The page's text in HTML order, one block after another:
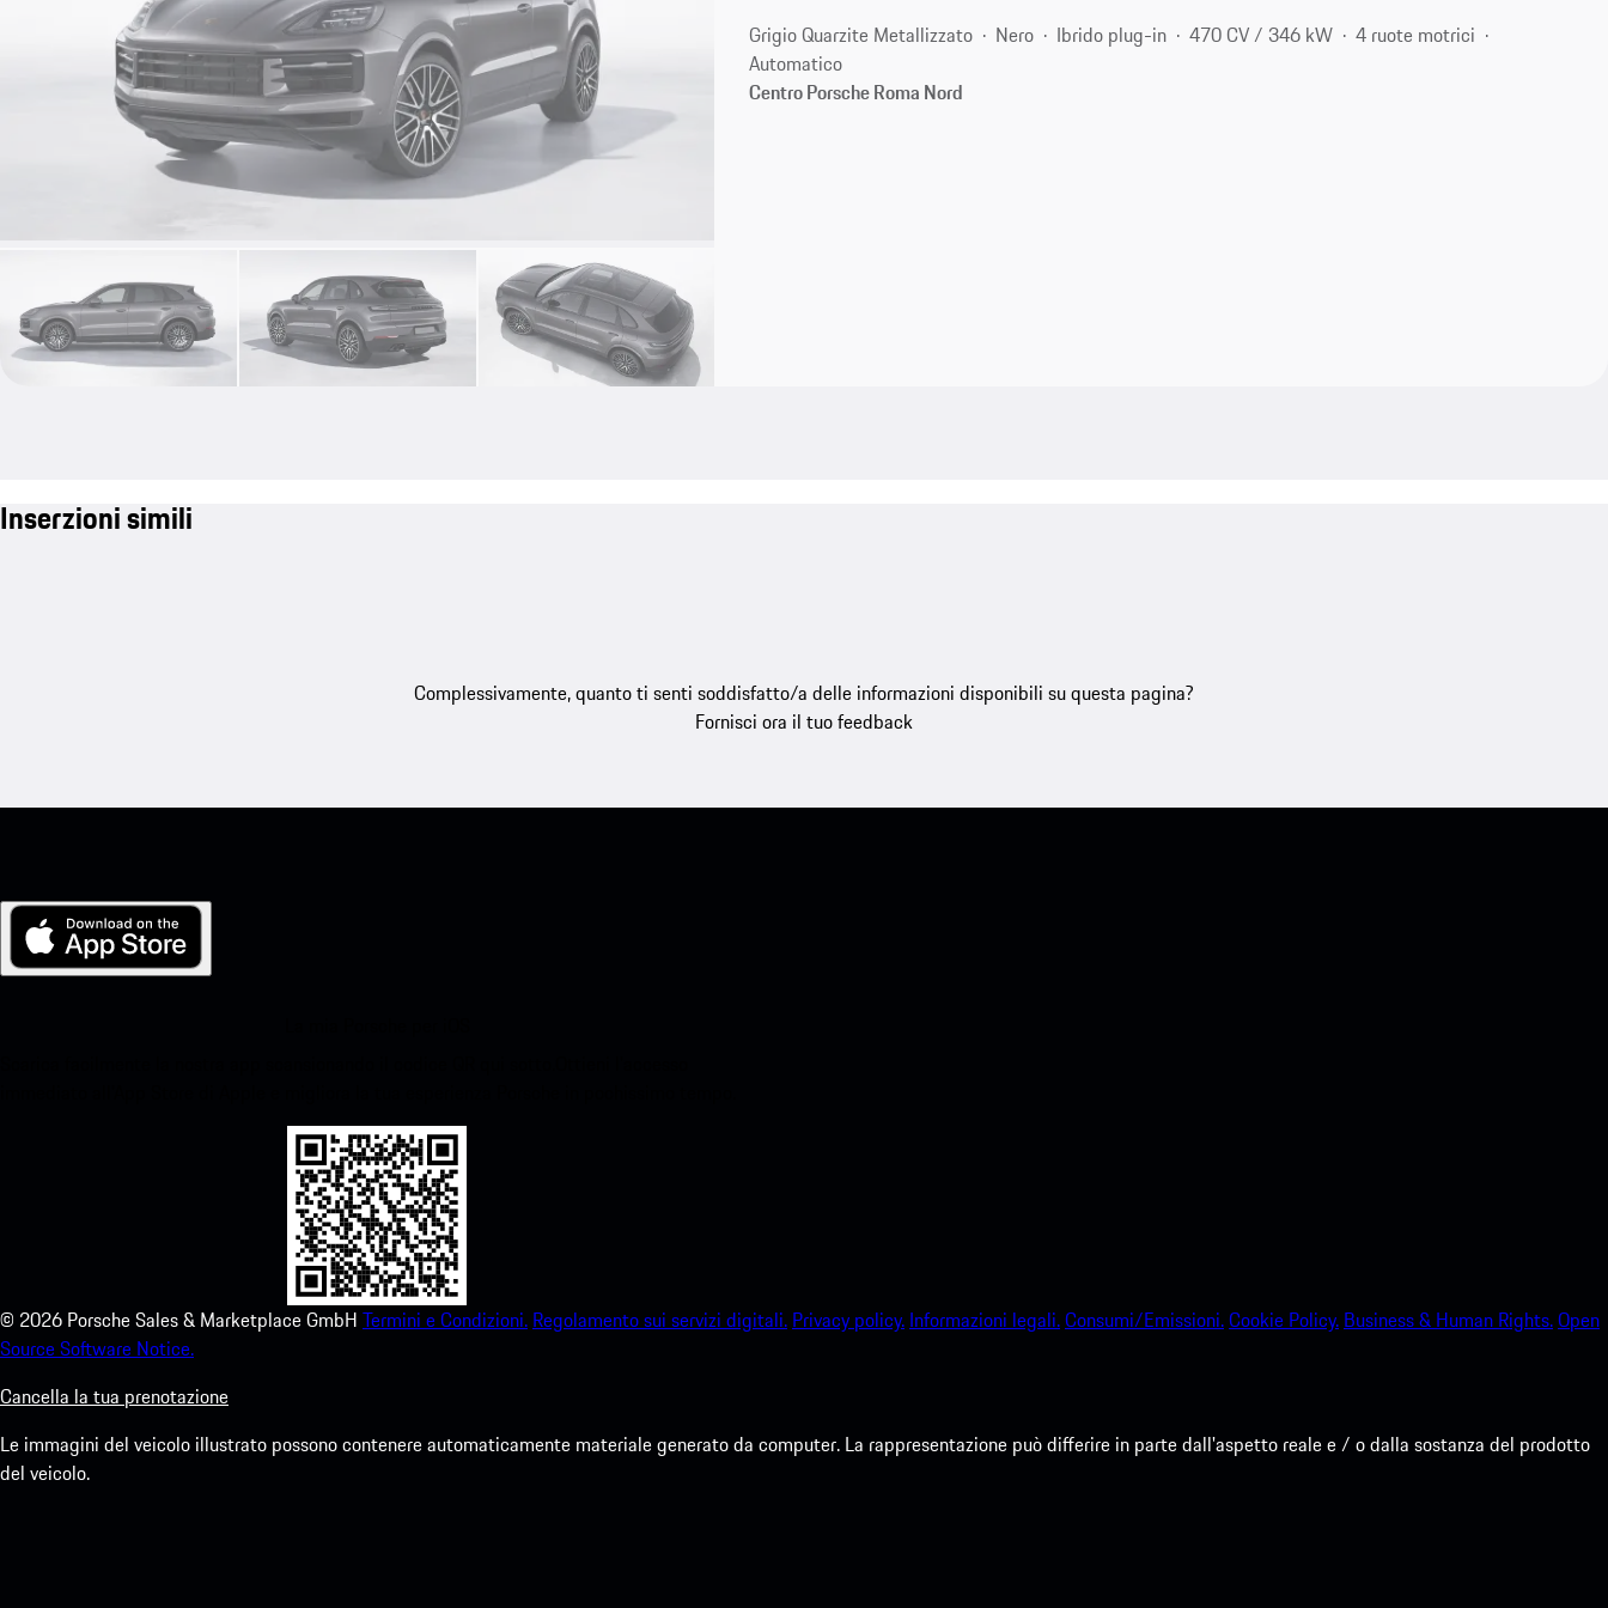
Grigio Quarzite Metallizzato Nero Ibrido plug-in 470 CV / 346 kW
4 ruote motrici
Automatico
Centro Porsche Roma Nord
Inserzioni simili
Complessivamente, quanto ti senti soddisfatto/a delle informazioni disponibili su questa pagina?
Fornisci ora il tuo feedback
© 2026 Porsche Sales & Marketplace GmbH Termini e Condizioni. Regolamento sui servizi digitali. Privacy policy. Informazioni legali.Consumi/Emissioni.Cookie Policy. Business & Human Rights.Open
Source Software Notice.
Cancella la tua prenotazione
Le immagini del veicolo illustrato possono contenere automaticamente materiale generato da computer. La rappresentazione può differire in parte dall'aspetto reale e / o dalla sostanza del prodotto
del veicolo.